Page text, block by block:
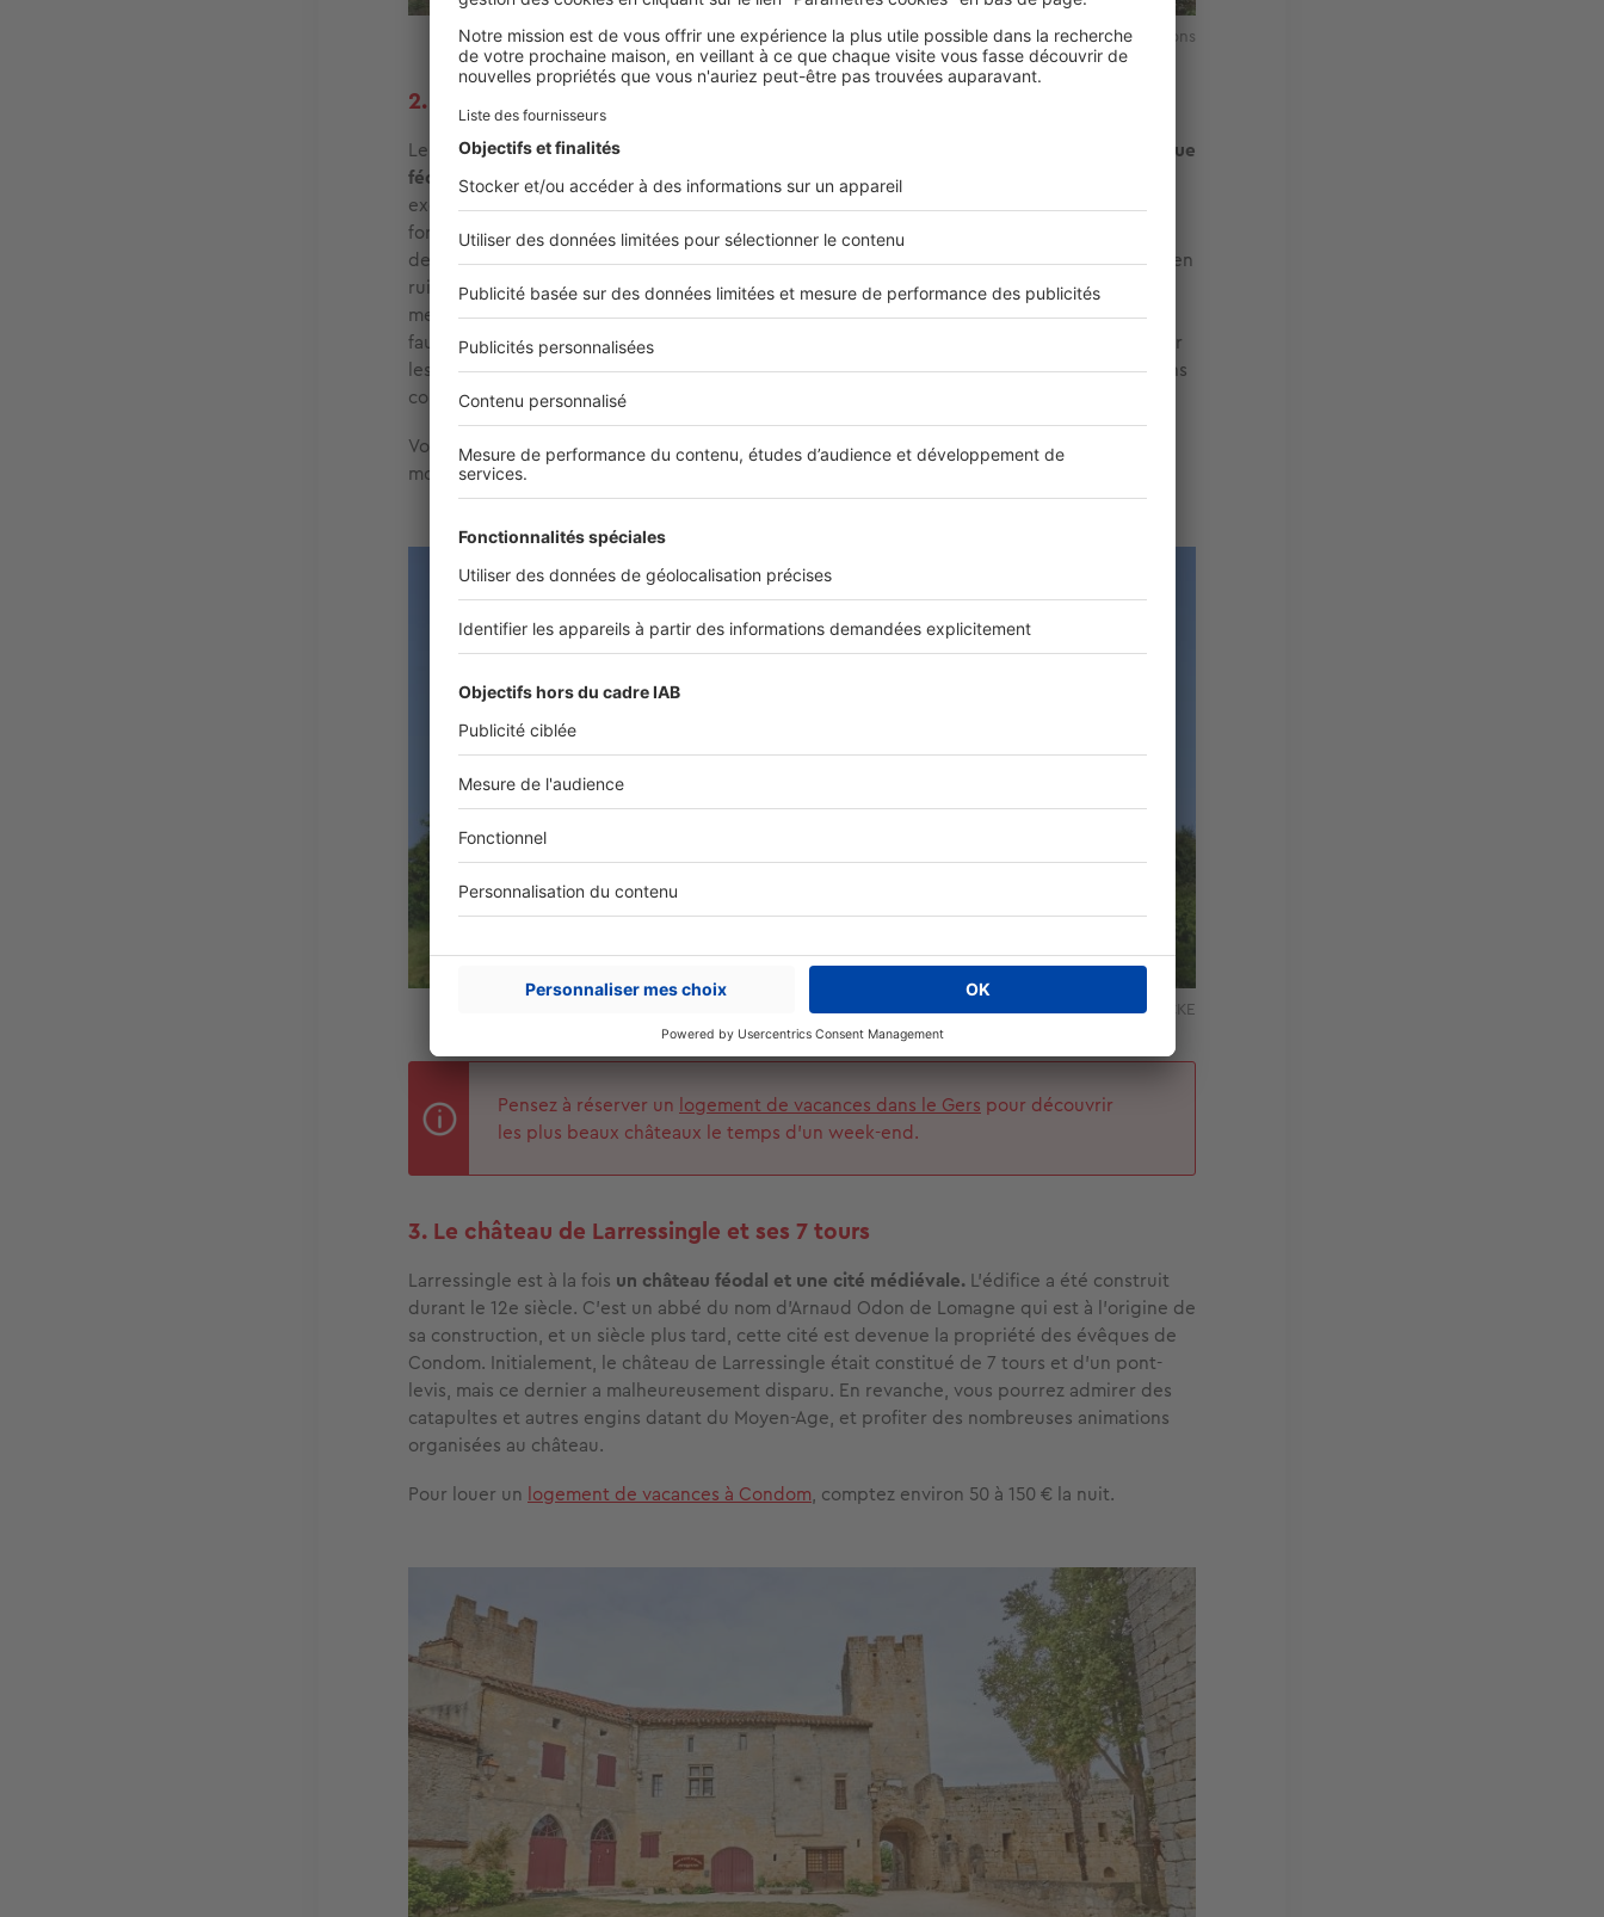
Le château de Caumont se visite de mars à novembre. © Wikimedia Commons
2. Le château de Lavardens, le plus restauré
Le château de Lavardens, situé dans la commune du même nom, est
un château de l’époque
féodaleparticulièrement bien restauré, qui se visite et qui accueille des expositions
exceptionnelles. Il a vécu de nombreux rebondissements, car il s’agissait au départ d’une
forteresse qui a d'abord été démantelée en 1496 sur ordre de Charles VII. En 1585, Antoine
de Roquelaure, un ami du roi Henri IV, entreprend sa restauration alors que l’édifice était en
ruine. Le château n’est toutefois pas achevé lors de son décès, et une épidémie de peste
menace la fin de la restauration, l’étage supérieur du château n’est donc pas achevé. Il
faudra attendre 1752 pour que Mirabeau, qui acquiert le château, entreprenne de terminer
les travaux pour de bon. L’histoire de ce château à elle seule vaut la peine de le visiter, sans
compter qu’il présente un aspect impeccable qui invite à une découverte approfondie.
Vous trouverez unelocation de vacances à Lavardensou dans ses environs pour en
moyenne 50 à 150 € la nuit.
Le château de Lavardens date de l'époque féodale. © pascal DESTERCKE
Pensez à réserver un logement de vacances dans le Gers pour découvrir
les plus beaux châteaux le temps d’un week-end.
3. Le château de Larressingle et ses 7 tours
Larressingle est à la fois un château féodal et une cité médiévale. L’édifice a été construit
durant le 12e siècle. C’est un abbé du nom d’Arnaud Odon de Lomagne qui est à l’origine de
sa construction, et un siècle plus tard, cette cité est devenue la propriété des évêques de
Condom. Initialement, le château de Larressingle était constitué de 7 tours et d’un pont-
levis, mais ce dernier a malheureusement disparu. En revanche, vous pourrez admirer des
catapultes et autres engins datant du Moyen-Age, et profiter des nombreuses animations
organisées au château.
Pour louer un logement de vacances à Condom, comptez environ 50 à 150 € la nuit.